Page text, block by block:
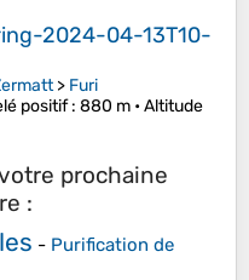
2024-04-13T10-
> Furi
positif: 880 m •Altitude
prochaine
:
- Purification de